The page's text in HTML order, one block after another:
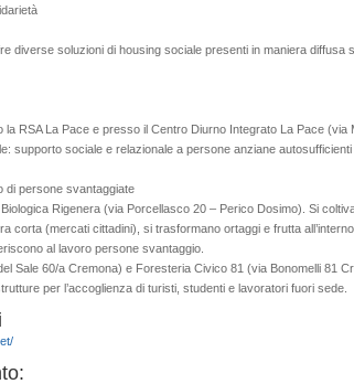
diverse soluzioni di housing sociale presenti in maniera diffusa
la RSA La Pace e presso il Centro Diurno Integrato La Pace (via
supporto sociale e relazionale a persone anziane
di persone svantaggiate
Rigenera (via Porcellasco 20 – Perico Dosimo). Si
corta (mercati cittadini), si trasformano ortaggi e frutta
al lavoro persone svantaggio.
Sale 60/a Cremona) e Foresteria Civico 81 (via Bonomelli 81
per l’accoglienza di turisti, studenti e lavoratori fuori sede.